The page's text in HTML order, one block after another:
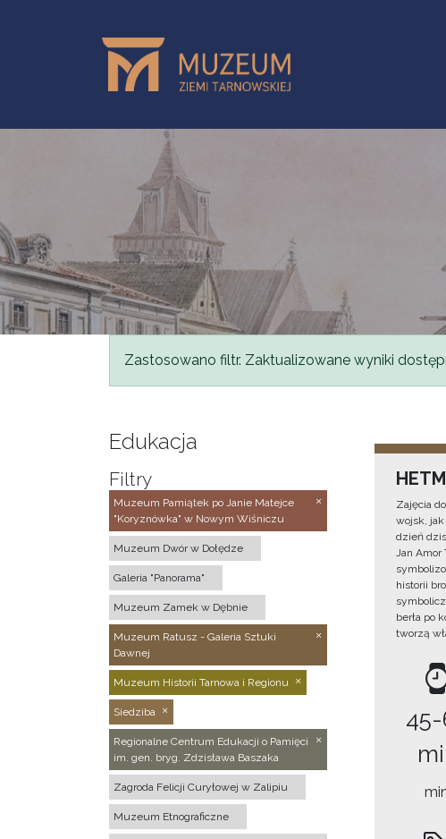
Komunikat
Zastosowano filtr. Zaktualizowane wyniki
Edukacja
Filtry
Muzeum Pamiątek po Janie Matejce
"Koryznówka" w Nowym Wiśniczu
Muzeum Dwór w Dołędze
Galeria "Panorama"
Muzeum Zamek w Dębnie
Muzeum Ratusz - Galeria Sztuki
Dawnej
Muzeum Historii Tarnowa i Regionu
Siedziba
Regionalne Centrum Edukacji o Pamięci
im. gen. bryg. Zdzisława Baszaka
Zagroda Felicji Curyłowej w Zalipiu
Muzeum Etnograficzne
Zajęcia
wojsk,
dzień
Jan Amor
historii
berła po
tworzą